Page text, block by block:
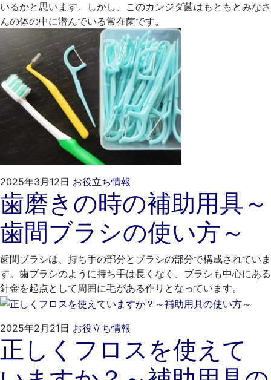
いるかと思います。しかし、このカンジダ菌はもともとみなさ
んの体の中に潜んでいる常在菌です。
2025年3月12日 お役立ち情報
年
2
月
24
日
れ
も
と
歯
科
医
院
歯磨きの時の補助用具～
歯間ブラシの使い方～
歯間ブラシは、持ち手の部分とブラシの部分で構成されていま
す。歯ブラシのように持ち手は長くなく、ブラシも中心にある
針金を起点として周囲に毛がある作りとなっています。
2025年2月21日 お役立ち情報
年
1
れ
も
正しくフロスを使えて